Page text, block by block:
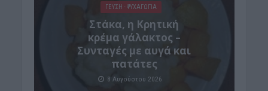
ΓΕΎΣΗ - ΨΥΧΑΓΩΓΊΑ
Στάκα, η Κρητική
κρέμα γάλακτος –
Συνταγές με αυγά και
πατάτες
8 Αυγούστου 2026